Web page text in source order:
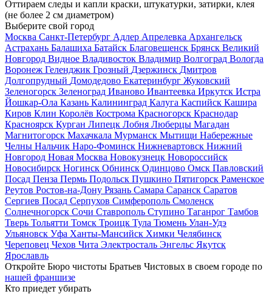
Оттираем следы и капли краски, штукатурки, затирки, клея
(не более 2 см диаметром)
Выберите свой город
Москва Санкт-Петербург Адлер Апрелевка Архангельск
Астрахань Балашиха Батайск Благовещенск Брянск Великий
Новгород Видное Владивосток Владимир Волгоград Вологда
Воронеж Геленджик Грозный Дзержинск Дмитров
Долгопрудный Домодедово Екатеринбург Жуковский
Зеленогорск Зеленоград Иваново Ивантеевка Иркутск Истра
Йошкар-Ола Казань Калининград Калуга Каспийск Кашира
Киров Клин Королёв Кострома Красногорск Краснодар
Красноярск Курган Липецк Лобня Люберцы Магадан
Магнитогорск Махачкала Мурманск Мытищи Набережные
Челны Нальчик Наро-Фоминск Нижневартовск Нижний
Новгород Новая Москва Новокузнецк Новороссийск
Новосибирск Ногинск Обнинск Одинцово Омск Павловский
Посад Пенза Пермь Подольск Пушкино Пятигорск Раменское
Реутов Ростов-на-Дону Рязань Самара Саранск Саратов
Сергиев Посад Серпухов Симферополь Смоленск
Солнечногорск Сочи Ставрополь Ступино Таганрог Тамбов
Тверь Тольятти Томск Троицк Тула Тюмень Улан-Удэ
Ульяновск Уфа Ханты-Мансийск Химки Челябинск
Череповец Чехов Чита Электросталь Энгельс Якутск
Ярославль
Откройте Бюро чистоты Братьев Чистовых в своем городе по
нашей франшизе
Кто приедет убирать